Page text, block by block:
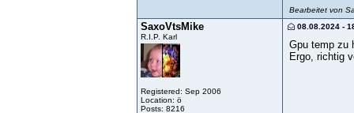
Bearbeitet von
SaxoVtsMike
R.I.P. Karl
Registered: Sep 2006
Location: ö
Posts: 8216
08.08.2024 -
Gpu temp zu
Ergo, richtig